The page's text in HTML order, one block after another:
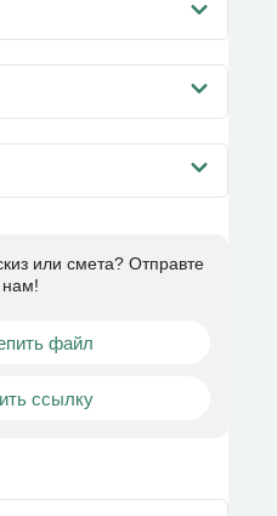
или смета? Отправте
нам!
файл
ссылку